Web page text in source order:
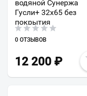
водяной Сунержа
Гусли+ 32х65 без
покрытия
0 ОТЗЫВОВ
12 200 ₽